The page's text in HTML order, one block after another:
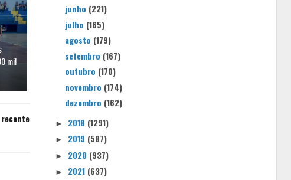
mil
junho (221)
julho (165)
agosto (179)
setembro (167)
outubro (170)
novembro (174)
dezembro (162)
► 2018 (1291)
► 2019 (587)
► 2020 (937)
► 2021 (637)